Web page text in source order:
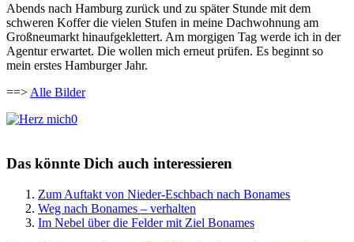
Abends nach Hamburg zurück und zu später Stunde mit dem
schweren Koffer die vielen Stufen in meine Dachwohnung am
Großneumarkt hinaufgeklettert. Am morgigen Tag werde ich in der
Agentur erwartet. Die wollen mich erneut prüfen. Es beginnt so
mein erstes Hamburger Jahr.
==> Alle Bilder
0
Das könnte Dich auch interessieren
Zum Auftakt von Nieder-Eschbach nach Bonames
Weg nach Bonames – verhalten
Im Nebel über die Felder mit Ziel Bonames